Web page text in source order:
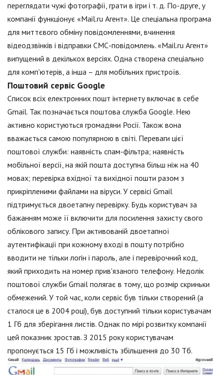
переглядати чужі фотографії, грати в ігри і т. д. По-друге, у
компанії функціонує «Mail.ru Агент». Це спеціальна програма
для миттєвого обміну повідомленнями, вчинення
відеодзвінків і відправки СМС-повідомлень. «Mail.ru Агент»
випущений в декількох версіях. Одна створена спеціально
для комп'ютерів, а інша – для мобільних пристроїв.
Поштовий сервіс Google
Список всіх електронних пошт інтернету включає в себе
Gmail. Так позначається поштова служба Google. Нею
активно користуються громадяни Росії. Також вона
вважається самою популярною в світі. Переваги цієї
поштової служби: наявність спам-фільтра; наявність
мобільної версії, на якій пошта доступна більш ніж на 40
мовах; перевірка вхідної та вихідної пошти разом з
прикріпленими файлами на віруси. У сервісі Gmail
підтримується двоетапну перевірку. Будь користувач за
бажанням може її включити для посилення захисту свого
облікового запису. При активованій двоетапної
аутентифікації при кожному вході в пошту потрібно
вводити не тільки логін і пароль, але і перевірочний код,
який приходить на номер прив'язаного телефону. Недолік
поштової служби Gmail полягає в тому, що розмір скриньки
обмежений. У той час, коли сервіс був тільки створений (а
сталося це в 2004 році), був доступний тільки користувачам
1 Гб для зберігання листів. Однак по мірі розвитку компанії
цей показник зростав. З 2015 року користувачам
пропонується 15 Гб і можливість збільшення до 30 Тб.